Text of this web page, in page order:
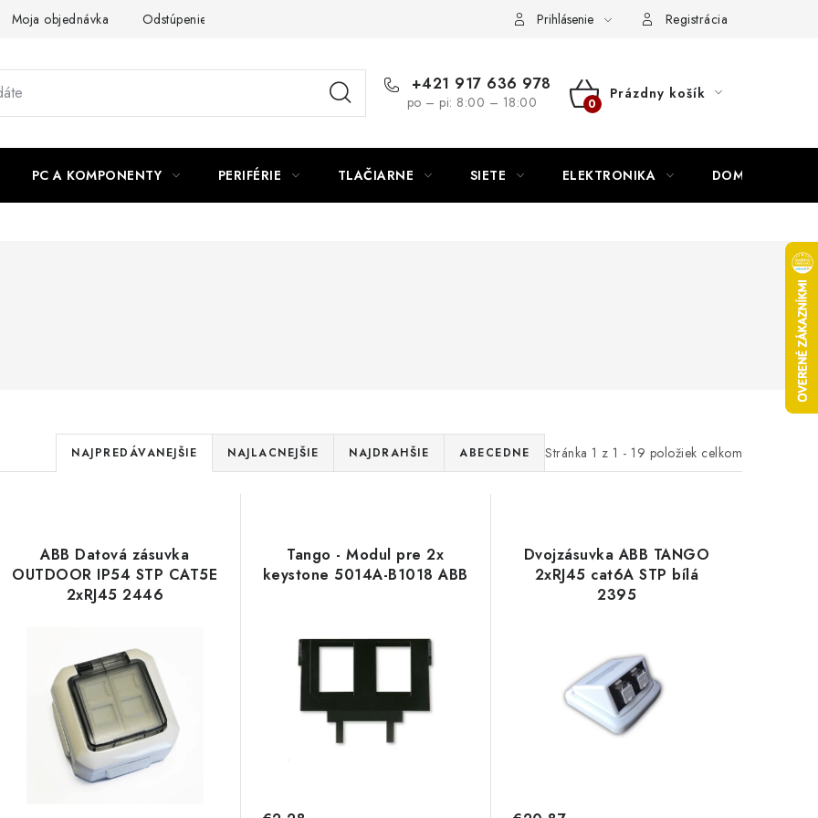
Moja objednávka Odstúpenie od zmluvy Napíšte námPrihlásenie Registrácia
+421 917 636 978
po – pi: 8:00 – 18:00
NÁKUPNÝ
Prázdny košík
PC A KOMPONENTY PERIFÉRIE TLAČIARNE SIETE ELEKTRONIKA DOMÁCNOSŤ
Stránka 1 z 1 - 19 položiek celkom
R
a
e
n
e
p
r
o
NAJPREDÁVANEJŠIE NAJLACNEJŠIE NAJDRAHŠIE ABECEDNE
ABB Datová zásuvka
OUTDOOR IP54 STP CAT5E
2xRJ45 2446
Tango - Modul pre 2x
keystone 5014A-B1018 ABB
Dvojzásuvka ABB TANGO
2xRJ45 cat6A STP bílá
2395